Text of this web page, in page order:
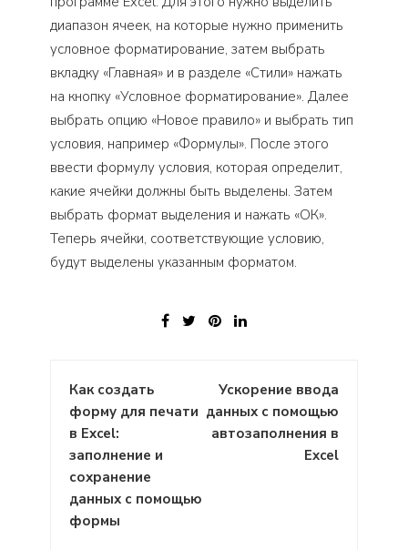
диапазон ячеек, на которые нужно применить
условное форматирование, затем выбрать
вкладку «Главная» и в разделе «Стили» нажать
на кнопку «Условное форматирование». Далее
выбрать опцию «Новое правило» и выбрать тип
условия, например «Формулы». После этого
ввести формулу условия, которая определит,
какие ячейки должны быть выделены. Затем
выбрать формат выделения и нажать «ОК».
Теперь ячейки, соответствующие условию,
будут выделены указанным форматом.
Навигация
по
записям
Как создать
форму для печати
в Excel:
заполнение и
сохранение
данных с помощью
формы
Ускорение ввода
данных с помощью
автозаполнения в
Excel